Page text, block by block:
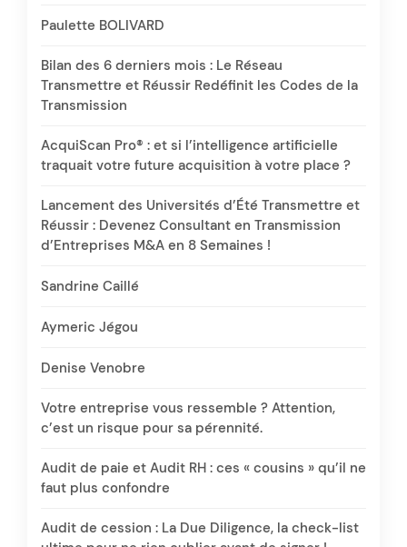
Paulette BOLIVARD
Bilan des 6 derniers mois : Le Réseau
Transmettre et Réussir Redéfinit les Codes de la
Transmission
AcquiScan Pro® : et si l’intelligence artificielle
traquait votre future acquisition à votre place ?
Lancement des Universités d’Été Transmettre et
Réussir : Devenez Consultant en Transmission
d’Entreprises M&A en 8 Semaines !
Sandrine Caillé
Aymeric Jégou
Denise Venobre
Votre entreprise vous ressemble ? Attention,
c’est un risque pour sa pérennité.
Audit de paie et Audit RH : ces « cousins » qu’il ne
faut plus confondre
Audit de cession : La Due Diligence, la check-list